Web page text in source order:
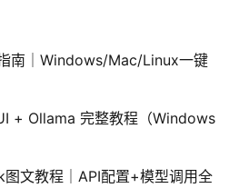
南｜Windows/Mac/Linux一键
+ Ollama 完整教程（Windows
文教程｜API配置+模型调用全